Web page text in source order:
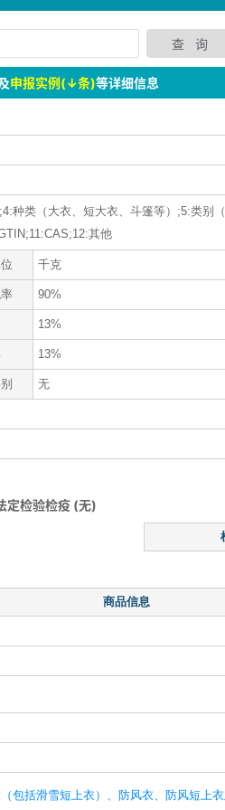
申报实例(↓条)等详细信息
种类（大衣、短大衣、斗篷等）;5:类别
其他
千克
90%
13%
13%
无
定检验检疫 (无)
商品信息
包括滑雪短上衣）、防风衣、防风短上